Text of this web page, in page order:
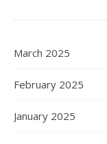
March 2025
February 2025
January 2025